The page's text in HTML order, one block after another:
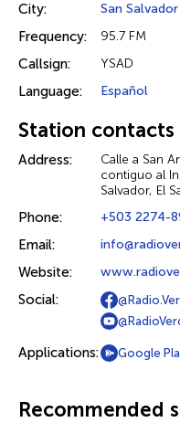
City: San Salvador
Frequency: 95.7 FM
Callsign: YSAD
Language: Español
Station contacts
Address:
Calle a San
contiguo al
Salvador, El
Phone: +503 2274-
Email:
Website:
Social:
Applications: Google
Recommended